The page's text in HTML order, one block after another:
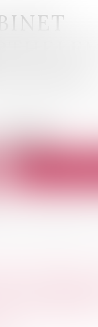
rendue obligatoire
- DIVORCE